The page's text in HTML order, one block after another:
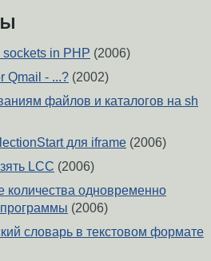
in PHP (2006)
Qmail - ...? (2002)
файлов и каталогов на sh
для iframe (2006)
LCC (2006)
количества одновременно
(2006)
словарь в текстовом формате